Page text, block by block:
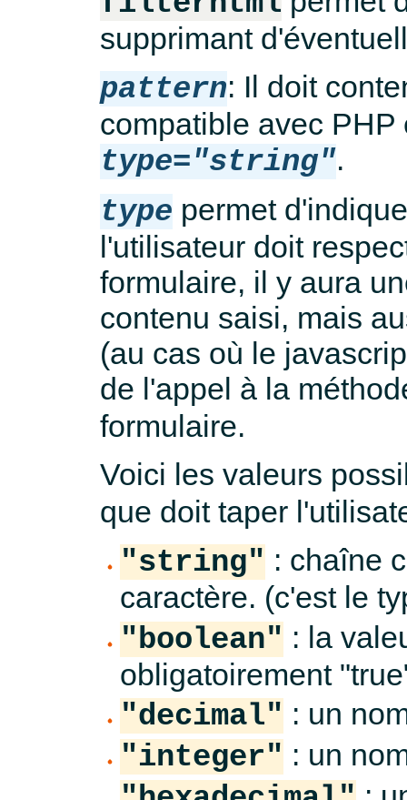
supprimant
pattern: Il doit
compatible avec
type="string".
type permet
l'utilisateur doit
formulaire, il y aura
contenu saisi, mais
(au cas où le
de l'appel à la
formulaire.
Voici les valeurs
que doit taper
"string" : chaîne
caractère. (c'est le
"boolean" : la
obligatoirement
"decimal" : un
"integer" : un